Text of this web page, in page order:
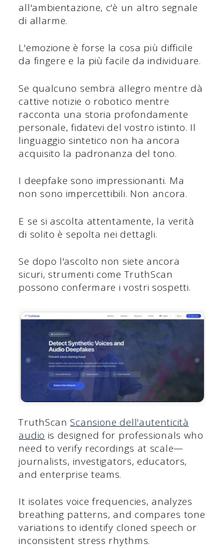
all'ambientazione, c'è un altro segnale
di allarme.
L'emozione è forse la cosa più difficile
da fingere e la più facile da individuare.
Se qualcuno sembra allegro mentre dà
cattive notizie o robotico mentre
racconta una storia profondamente
personale, fidatevi del vostro istinto. Il
linguaggio sintetico non ha ancora
acquisito la padronanza del tono.
I deepfake sono impressionanti. Ma
non sono impercettibili. Non ancora.
E se si ascolta attentamente, la verità
di solito è sepolta nei dettagli.
Se dopo l'ascolto non siete ancora
sicuri, strumenti come TruthScan
possono confermare i vostri sospetti.
TruthScan Scansione dell'autenticità
audio is designed for professionals who
need to verify recordings at scale—
journalists, investigators, educators,
and enterprise teams.
It isolates voice frequencies, analyzes
breathing patterns, and compares tone
variations to identify cloned speech or
inconsistent stress rhythms.